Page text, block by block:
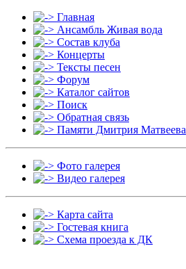
Главная
Ансамбль Живая вода
Состав клуба
Концерты
Тексты песен
Форум
Каталог сайтов
Поиск
Обратная связь
Памяти Дмитрия Матвеева
Фото галерея
Видео галерея
Карта сайта
Гостевая книга
Схема проезда к ДК